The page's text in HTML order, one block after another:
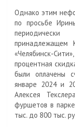
Однако этим
по просьбе
принадлежащем
«Челябинск-
процентная
были оплачены
январе 2024 и
Алексея
фуршетов в
тыс. до 800 тыс.